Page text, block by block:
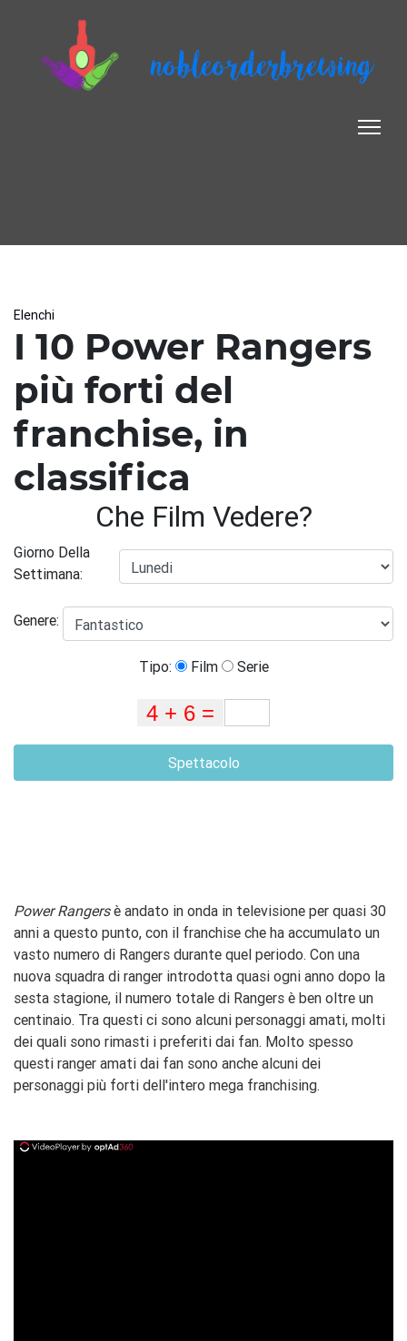
nobleorderbrewing
Elenchi
I 10 Power Rangers
più forti del
franchise, in
classifica
Che Film Vedere?
Giorno Della
Settimana:
Genere:
Tipo: Film Serie
Spettacolo
Power Rangersè andato in onda in televisione per quasi 30
anni a questo punto, con il franchise che ha accumulato un
vasto numero di Rangers durante quel periodo. Con una
nuova squadra di ranger introdotta quasi ogni anno dopo la
sesta stagione, il numero totale di Rangers è ben oltre un
centinaio. Tra questi ci sono alcuni personaggi amati, molti
dei quali sono rimasti i preferiti dai fan. Molto spesso
questi ranger amati dai fan sono anche alcuni dei
personaggi più forti dell'intero mega franchising.